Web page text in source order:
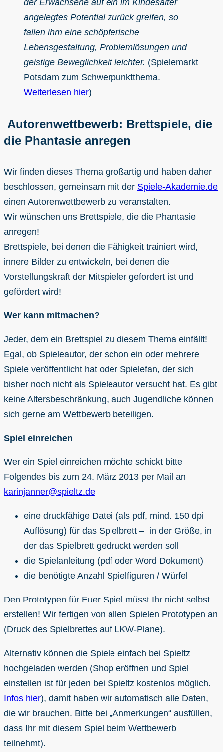
der Erwachsene auf ein im Kindesalter
angelegtes Potential zurück greifen, so
fallen ihm eine schöpferische
Lebensgestaltung, Problemlösungen und
geistige Beweglichkeit leichter. (Spielemarkt
Potsdam zum Schwerpunktthema.
Weiterlesen hier)
Autorenwettbewerb: Brettspiele, die
die Phantasie anregen
Wir finden dieses Thema großartig und haben daher
beschlossen, gemeinsam mit der Spiele-Akademie.de
einen Autorenwettbewerb zu veranstalten.
Wir wünschen uns Brettspiele, die die Phantasie
anregen!
Brettspiele, bei denen die Fähigkeit trainiert wird,
innere Bilder zu entwickeln, bei denen die
Vorstellungskraft der Mitspieler gefordert ist und
gefördert wird!
Wer kann mitmachen?
Jeder, dem ein Brettspiel zu diesem Thema einfällt!
Egal, ob Spieleautor, der schon ein oder mehrere
Spiele veröffentlicht hat oder Spielefan, der sich
bisher noch nicht als Spieleautor versucht hat. Es gibt
keine Altersbeschränkung, auch Jugendliche können
sich gerne am Wettbewerb beteiligen.
Spiel einreichen
Wer ein Spiel einreichen möchte schickt bitte
Folgendes bis zum 24. März 2013 per Mail an
karinjanner@spieltz.de
eine druckfähige Datei (als pdf, mind. 150 dpi
Auflösung) für das Spielbrett – in der Größe, in
der das Spielbrett gedruckt werden soll
die Spielanleitung (pdf oder Word Dokument)
die benötigte Anzahl Spielfiguren / Würfel
Den Prototypen für Euer Spiel müsst Ihr nicht selbst
erstellen! Wir fertigen von allen Spielen Prototypen an
(Druck des Spielbrettes auf LKW-Plane).
Alternativ können die Spiele einfach bei Spieltz
hochgeladen werden (Shop eröffnen und Spiel
einstellen ist für jeden bei Spieltz kostenlos möglich.
Infos hier), damit haben wir automatisch alle Daten,
die wir brauchen. Bitte bei „Anmerkungen“ ausfüllen,
dass Ihr mit diesem Spiel beim Wettbewerb
teilnehmt).